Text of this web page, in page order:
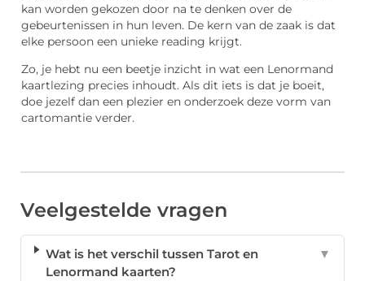
kan worden gekozen door na te denken over de
gebeurtenissen in hun leven. De kern van de zaak is dat
elke persoon een unieke reading krijgt.
Zo, je hebt nu een beetje inzicht in wat een Lenormand
kaartlezing precies inhoudt. Als dit iets is dat je boeit,
doe jezelf dan een plezier en onderzoek deze vorm van
cartomantie verder.
Veelgestelde vragen
Wat is het verschil tussen Tarot en
Lenormand kaarten?
▼